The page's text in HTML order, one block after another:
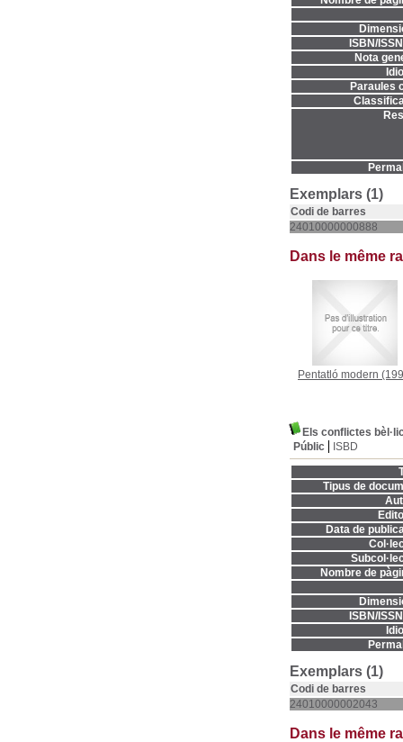
ISBN/
Nota
Paraules
Exemplars (1)
Codi de barres
24010000000888
Dans le même
Pentatló modern
Els conflictes
Públic
ISBD
Tipus de
Data de
Nombre de
ISBN/
Exemplars (1)
Codi de barres
24010000002043
Dans le même